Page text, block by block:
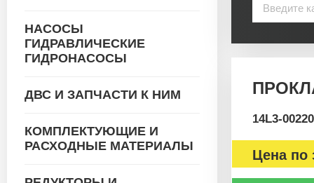
НАСОСЫ
ГИДРАВЛИЧЕСКИЕ
ГИДРОНАСОСЫ
ДВС И ЗАПЧАСТИ К НИМ
КОМПЛЕКТУЮЩИЕ И
РАСХОДНЫЕ МАТЕРИАЛЫ
14L3-00220
Цена по